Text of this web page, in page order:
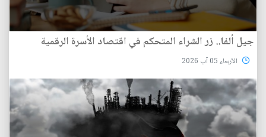
جيل ألفا.. زر الشراء المتحكم في اقتصاد الأسرة الرقمية
الأربعاء 05 آب 2026